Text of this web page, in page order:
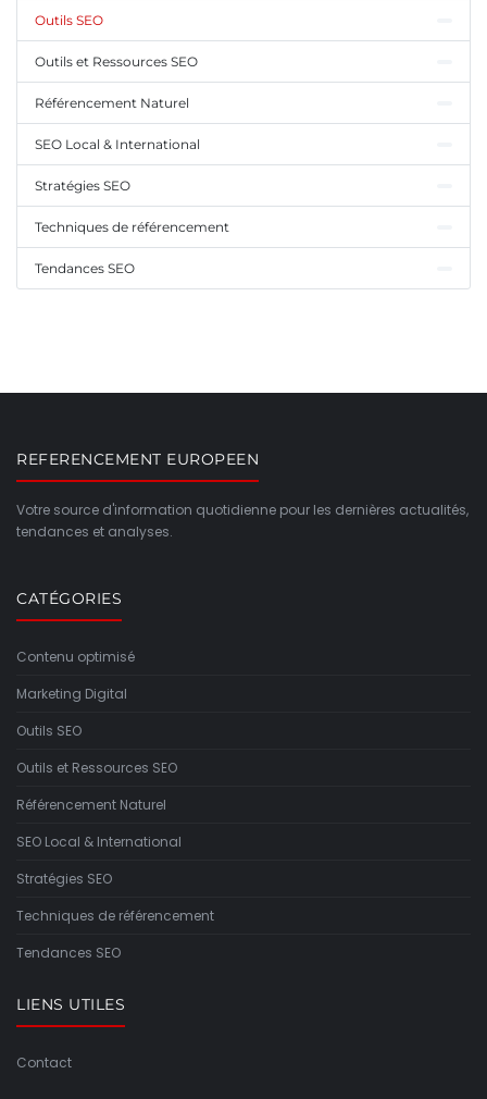
Outils SEO
Outils et Ressources SEO
Référencement Naturel
SEO Local & International
Stratégies SEO
Techniques de référencement
Tendances SEO
REFERENCEMENT EUROPEEN
Votre source d'information quotidienne pour les dernières actualités,
tendances et analyses.
CATÉGORIES
Contenu optimisé
Marketing Digital
Outils SEO
Outils et Ressources SEO
Référencement Naturel
SEO Local & International
Stratégies SEO
Techniques de référencement
Tendances SEO
LIENS UTILES
Contact